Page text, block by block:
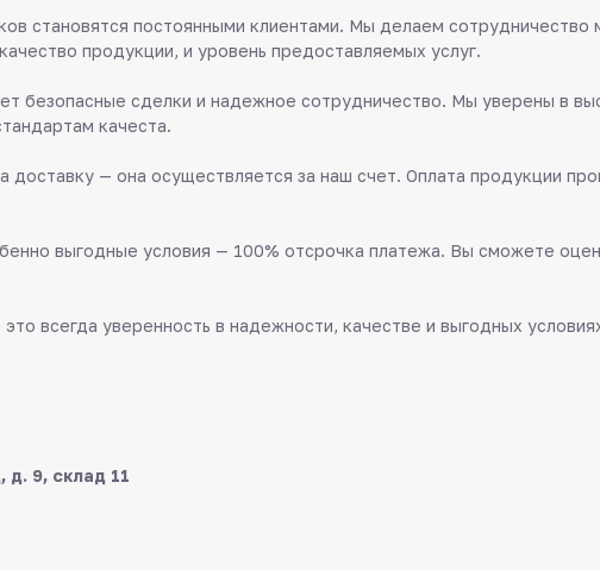
становятся постоянными клиентами. Мы делаем
продукции, и уровень предоставляемых услуг.
безопасные сделки и надежное сотрудничество. Мы уверены в
качеста.
доставку — она осуществляется за наш счет. Оплата продукции
выгодные условия — 100% отсрочка платежа. Вы сможете
всегда уверенность в надежности, качестве и выгодных
д. 9, склад 11